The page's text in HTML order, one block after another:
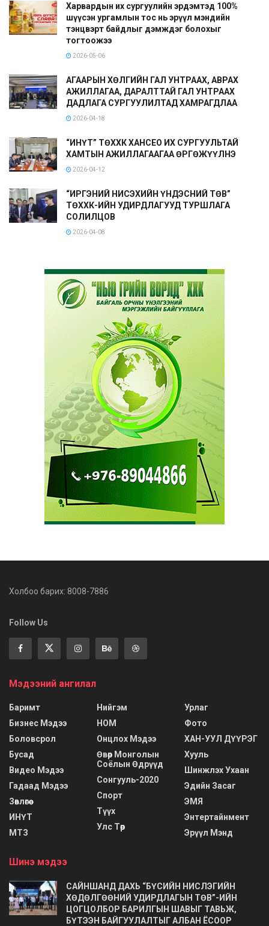
Харвардын их сургуулийн эрдэмтэд 100%
шүүсэн ургамлын тос нь эрүүл мэндийн
тэнцвэрт байдлыг дэмждэг болохыг
тогтоожээ
2026-05-06
АГААРЫН ХӨЛГИЙН ГАЛ УНТРААХ, АВРАХ
АЖИЛЛАГАА, ДАРАЛТТАЙ ГАЛ УНТРААХ
ДАДЛАГА СУРГУУЛИЛТАД ХАМРАГДЛАА
2026-04-18
“ИНҮТ” ТӨХХК ХАНСЕО ИХ СУРГУУЛЬТАЙ
ХАМТЫН АЖИЛЛАГААГАА ӨРГӨЖҮҮЛНЭ
2026-04-12
“ИРГЭНИЙ НИСЭХИЙН ҮНДЭСНИЙ ТӨВ”
ТӨХХК-ИЙН УДИРДЛАГУУД ТУРШЛАГА
СОЛИЛЦОВ
2026-04-08
Холбоо барих: 8008-7886
Follow Us
Мэдээний ангилал
Баримт
Бизнес Мэдээ
Боловсрол
Бусад
Видео Мэдээ
Гадаад Мэдээ
Зөвлөгөө
ИНҮТ
МТЗ
Нийгэм
НОМ
Онцлох Мэдээ
Өвөр Монголын
Соёлын Өдрүүд
Сонгууль-2020
Спорт
Түүх
Улс Төр
Урлаг
Фото
ХАН-УУЛ ДҮҮРЭГ
Хууль
Шинжлэх Ухаан
Эдийн Засаг
ЭМЯ
Энтертайнмент
Эрүүл Мэнд
Шинэ мэдээ
САЙНШАНД ДАХЬ “БҮСИЙН НИСЛЭГИЙН
ХӨДӨЛГӨӨНИЙ УДИРДЛАГЫН ТӨВ”-ИЙН
ЦОГЦОЛБОР БАРИЛГЫН ШАВЫГ ТАВЬЖ,
БҮТЭЭН БАЙГУУЛАЛТЫГ АЛБАН ЁСООР